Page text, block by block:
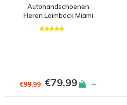
Autohandschoenen
Heren Laimböck Miami
€99,99 €79,99 +